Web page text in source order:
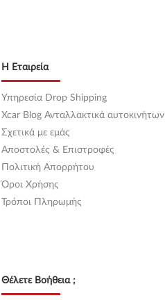
Η Εταιρεία
Υπηρεσία Drop Shipping
Xcar Blog Ανταλλακτικά αυτοκινήτων
Σχετικά με εμάς
Αποστολές & Επιστροφές
Πολιτική Απορρήτου
Όροι Χρήσης
Τρόποι Πληρωμής
Θέλετε Βοήθεια ;